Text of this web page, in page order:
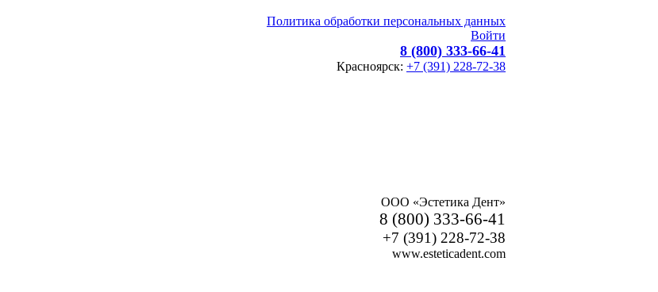
Политика обработки персональных данных
Войти
8 (800) 333-66-41
Красноярск: +7 (391) 228-72-38
ООО «Эстетика Дент»
8 (800) 333-66-41
+7 (391) 228-72-38
www.esteticadent.com